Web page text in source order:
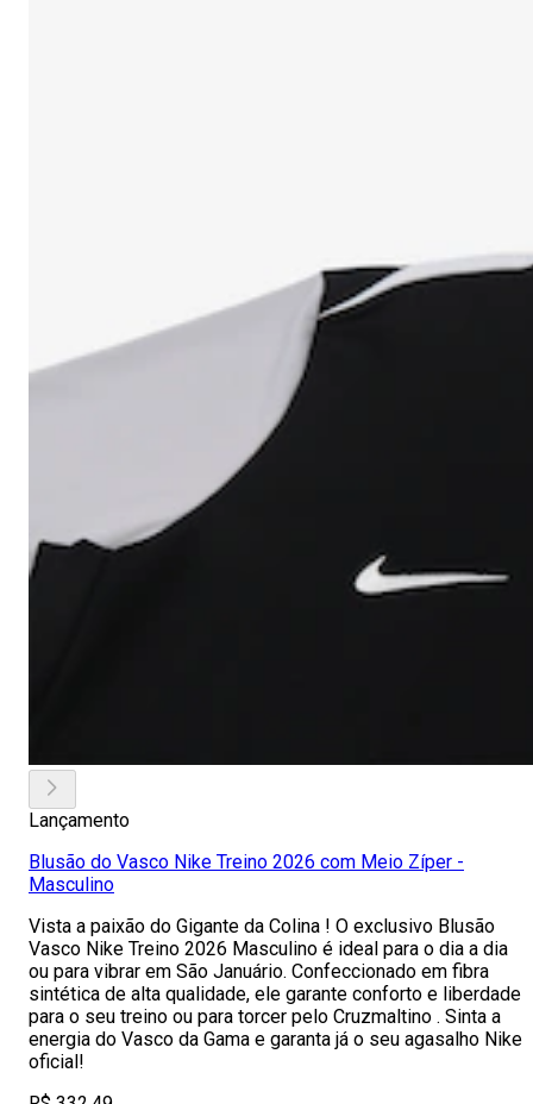
Lançamento
Blusão do Vasco Nike Treino 2026 com Meio Zíper -
Masculino
Vista a paixão do Gigante da Colina ! O exclusivo Blusão
Vasco Nike Treino 2026 Masculino é ideal para o dia a dia
ou para vibrar em São Januário. Confeccionado em fibra
sintética de alta qualidade, ele garante conforto e liberdade
para o seu treino ou para torcer pelo Cruzmaltino . Sinta a
energia do Vasco da Gama e garanta já o seu agasalho Nike
oficial!